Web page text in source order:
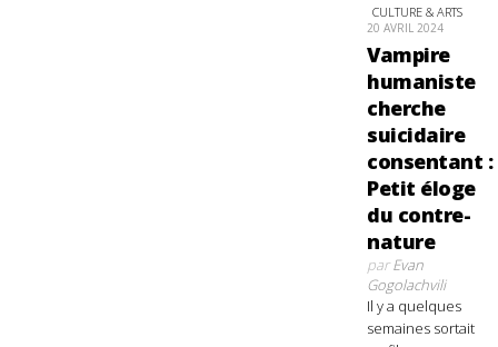
CULTURE & ARTS
20 AVRIL 2024
Vampire
humaniste
cherche
suicidaire
consentant :
Petit éloge
du contre-
nature
parEvan
Gogolachvili
Il y a quelques
semaines sortait